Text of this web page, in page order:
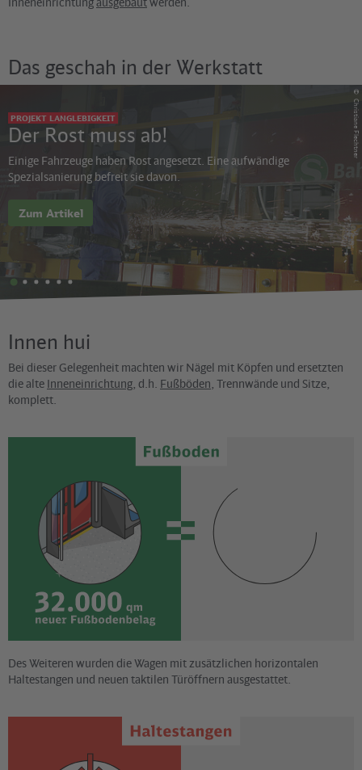
Das geschah in der Werkstatt
©
Christiane Flechtner
PROJEKT LANGLEBIGKEIT
Der Rost muss ab!
Einige Fahrzeuge haben Rost angesetzt. Eine aufwändige
Spezialsanierung befreit sie davon.
Zum Artikel
Innen hui
Bei dieser Gelegenheit machten wir Nägel mit Köpfen und ersetzten
die alte Inneneinrichtung , d.h. Fußböden , Trennwände und Sitze,
komplett.
Des Weiteren wurden die Wagen mit zusätzlichen horizontalen
Haltestangen und neuen taktilen Türöffnern ausgestattet.